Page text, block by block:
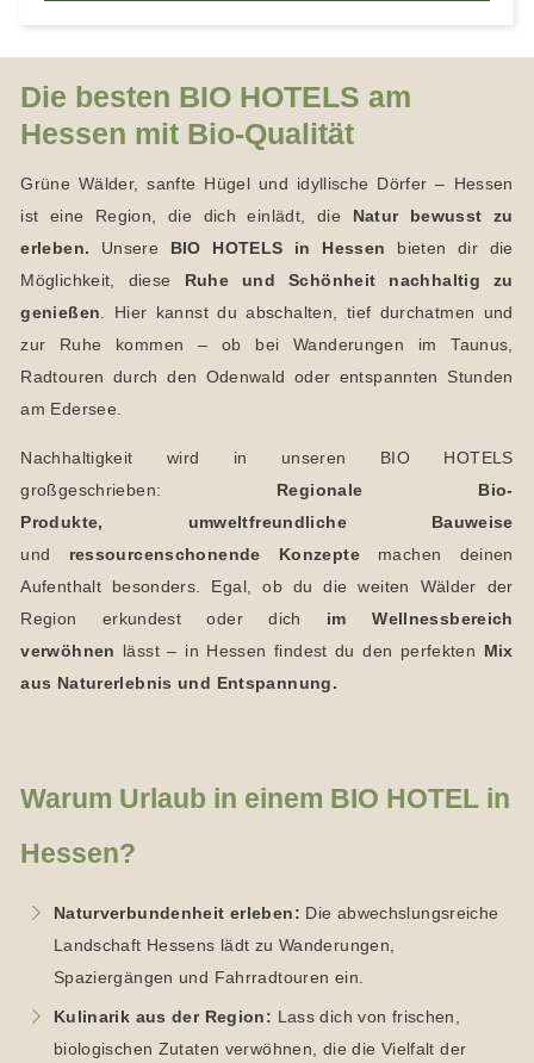
Die besten BIO HOTELS am
Hessen mit Bio-Qualität
Grüne Wälder, sanfte Hügel und idyllische Dörfer – Hessen
ist eine Region, die dich einlädt, die
Natur bewusst zu
erleben. Unsere BIO HOTELS in Hessen
bieten dir die
Möglichkeit, diese
Ruhe und Schönheit nachhaltig zu
genießen. Hier kannst du abschalten, tief durchatmen und
zur Ruhe kommen – ob bei Wanderungen im Taunus,
Radtouren durch den Odenwald oder entspannten Stunden
am Edersee.
Nachhaltigkeit wird in unseren BIO HOTELS
großgeschrieben:
Regionale Bio-
Produkte, umweltfreundliche Bauweise
und
ressourcenschonende Konzeptemachen deinen
Aufenthalt besonders. Egal, ob du die weiten Wälder der
Region erkundest oder dich im Wellnessbereich
verwöhnen
lässt – in Hessen findest du den perfekten
Mix
aus Naturerlebnis und Entspannung.
Warum Urlaub in einem BIO HOTEL in
Hessen?
Naturverbundenheit erleben: Die abwechslungsreiche
Landschaft Hessens lädt zu Wanderungen,
Spaziergängen und Fahrradtouren ein.
Kulinarik aus der Region: Lass dich von frischen,
biologischen Zutaten verwöhnen, die die Vielfalt der